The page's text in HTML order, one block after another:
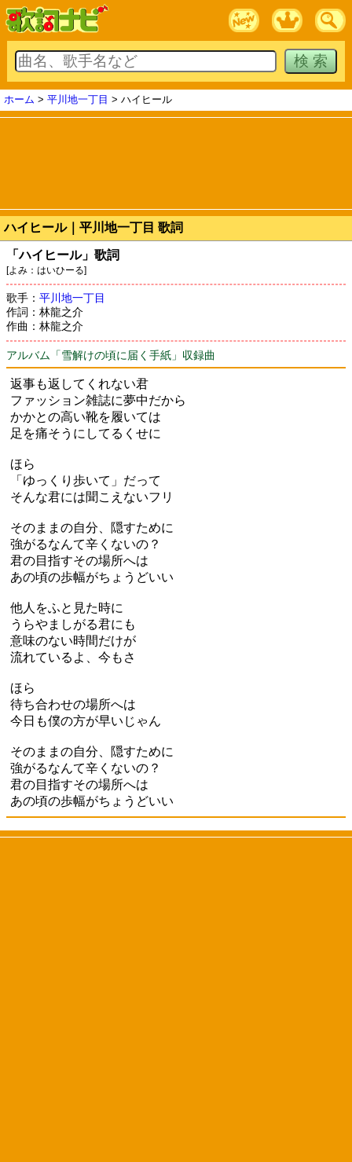
ホーム > 平川地一丁目 > ハイヒール
ハイヒール｜平川地一丁目 歌詞
「ハイヒール」歌詞
[よみ：はいひーる]
歌手： 平川地一丁目
作詞：林龍之介
作曲：林龍之介
アルバム「雪解けの頃に届く手紙」収録曲
返事も返してくれない君
ファッション雑誌に夢中だから
かかとの高い靴を履いては
足を痛そうにしてるくせに
ほら
「ゆっくり歩いて」だって
そんな君には聞こえないフリ
そのままの自分、隠すために
強がるなんて辛くないの？
君の目指すその場所へは
あの頃の歩幅がちょうどいい
他人をふと見た時に
うらやましがる君にも
意味のない時間だけが
流れているよ、今もさ
ほら
待ち合わせの場所へは
今日も僕の方が早いじゃん
そのままの自分、隠すために
強がるなんて辛くないの？
君の目指すその場所へは
あの頃の歩幅がちょうどいい